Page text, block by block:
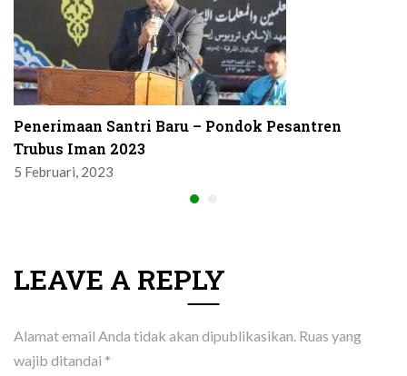
Penerimaan Santri Baru – Pondok Pesantren
Trubus Iman 2023
5 Februari, 2023
LEAVE A REPLY
Alamat email Anda tidak akan dipublikasikan. Ruas yang
wajib ditandai *